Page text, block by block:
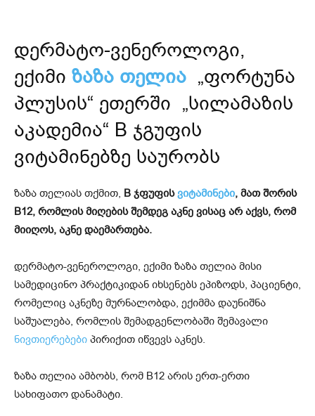
დერმატო-ვენეროლოგი,
ექიმი ზაზა თელია „ფორტუნა
პლუსის“ ეთერში „სილამაზის
აკადემია“ B ჯგუფის
ვიტამინებზე საურობს
ზაზა თელიას თქმით, B ჯფუფისვიტამინები, მათ შორის
B12, რომლის მიღების შემდეგ აკნე ვისაც არ აქვს, რომ
მიიღოს, აკნე დაემართება.
დერმატო-ვენეროლოგი, ექიმი ზაზა თელია მისი
სამედიცინო პრაქტიკიდან იხსენებს ეპიზოდს, პაციენტი,
რომელიც აკნეზე მურნალობდა, ექიმმა დაუნიშნა
საშუალება, რომლის შემადგენლობაში შემავალი
ნივთიერებები პირიქით იწვევს აკნეს.
ზაზა თელია ამბობს, რომ B12 არის ერთ-ერთი
სახიფათო დანამატი.